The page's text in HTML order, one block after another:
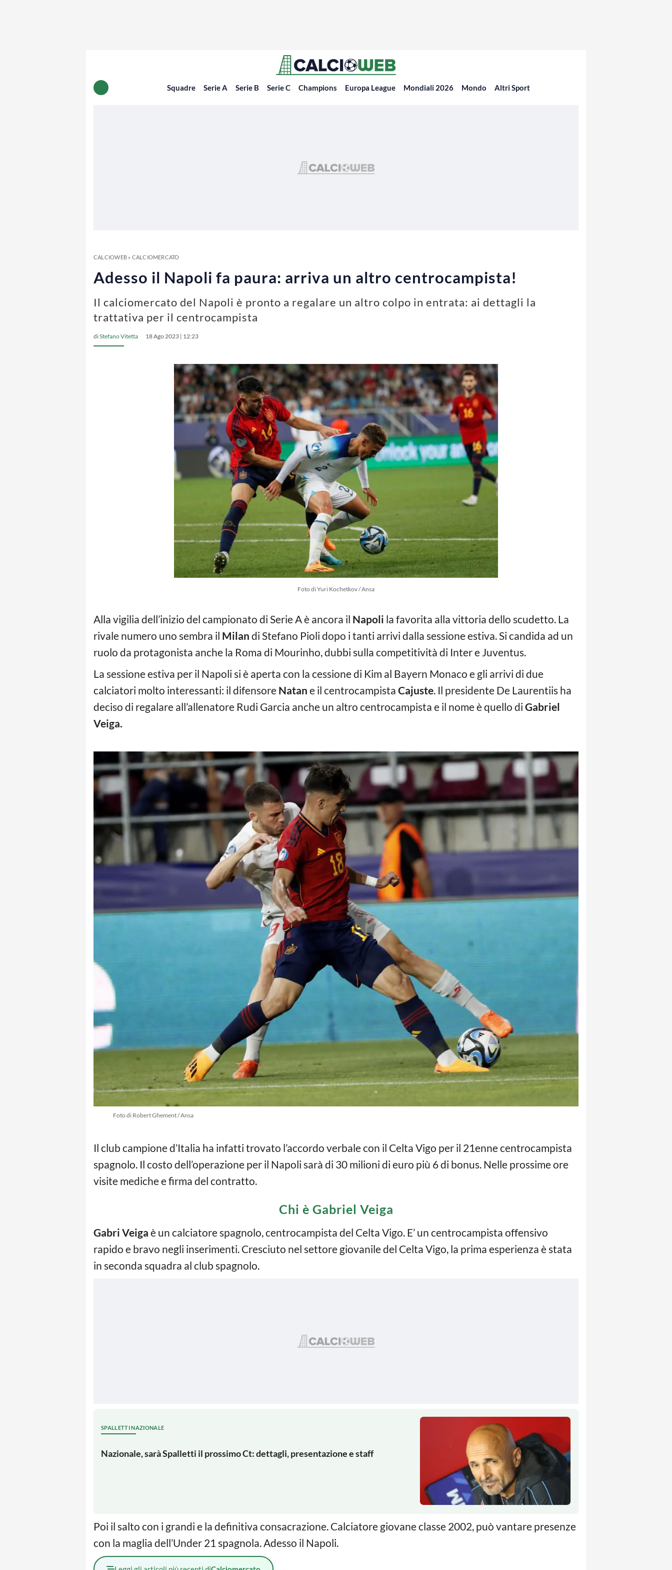
Squadre Serie A Serie B Serie C Champions Europa League Mondiali 2026 Mondo Altri Sport
CALCIOWEB» CALCIOMERCATO
Adesso il Napoli fa paura: arriva un altro centrocampista!
Il calciomercato del Napoli è pronto a regalare un altro colpo in entrata: ai dettagli la
trattativa per il centrocampista
diStefano Vitetta 18 Ago 2023 | 12:23
Foto di Yuri Kochetkov / Ansa
Alla vigilia dell’inizio del campionato di Serie A è ancora il Napoli la favorita alla vittoria dello scudetto. La
rivale numero uno sembra il Milan di Stefano Pioli dopo i tanti arrivi dalla sessione estiva. Si candida ad un
ruolo da protagonista anche la Roma di Mourinho, dubbi sulla competitività di Inter e Juventus.
La sessione estiva per il Napoli si è aperta con la cessione di Kim al Bayern Monaco e gli arrivi di due
calciatori molto interessanti: il difensore Natan e il centrocampista Cajuste. Il presidente De Laurentiis ha
deciso di regalare all’allenatore Rudi Garcia anche un altro centrocampista e il nome è quello di Gabriel
Veiga.
Foto di Robert Ghement / Ansa
Il club campione d’Italia ha infatti trovato l’accordo verbale con il Celta Vigo per il 21enne centrocampista
spagnolo. Il costo dell’operazione per il Napoli sarà di 30 milioni di euro più 6 di bonus. Nelle prossime ore
visite mediche e firma del contratto.
Chi è Gabriel Veiga
Gabri Veiga è un calciatore spagnolo, centrocampista del Celta Vigo. E’ un centrocampista offensivo
rapido e bravo negli inserimenti. Cresciuto nel settore giovanile del Celta Vigo, la prima esperienza è stata
in seconda squadra al club spagnolo.
SPALLETTI NAZIONALE
Nazionale, sarà Spalletti il prossimo Ct: dettagli, presentazione e staff
Poi il salto con i grandi e la definitiva consacrazione. Calciatore giovane classe 2002, può vantare presenze
con la maglia dell’Under 21 spagnola. Adesso il Napoli.